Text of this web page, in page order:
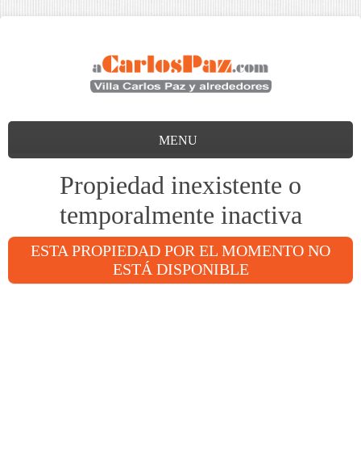
MENU
Propiedad inexistente o
temporalmente inactiva
ESTA PROPIEDAD POR EL MOMENTO NO
ESTÁ DISPONIBLE